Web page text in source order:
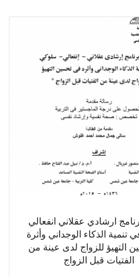
ارشادي عقلاني انفعالي
الذكاء الوجداني وأثرة
التهيؤ للزواج لدى عينة من
الفتيات قبل الزواج